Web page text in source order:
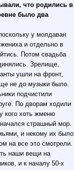
что родились в
было два
у молдаван
и отдельно в
Потом свадьба
Зрелище,
ушли на фронт,
не до музыки было.
подчистили
По дворам ходили
кого хоть жменю
страшный мор.
и некому их было
на все это смотрели.
наши вещи на
и к началу 50-х